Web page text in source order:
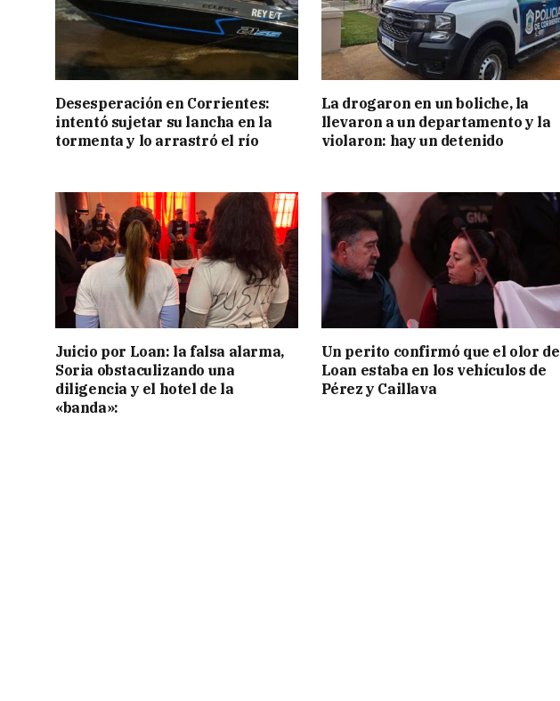
Desesperación en Corrientes:
intentó sujetar su lancha en la
tormenta y lo arrastró el río
La drogaron en un boliche, la
llevaron a un departamento y la
violaron: hay un detenido
Juicio por Loan: la falsa alarma,
Soria obstaculizando una
diligencia y el hotel de la
«banda»:
Un perito confirmó que el olor de
Loan estaba en los vehículos de
Pérez y Caillava